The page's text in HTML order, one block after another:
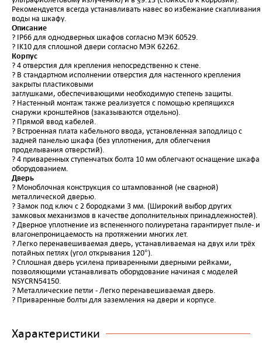
Рекомендуется всегда устанавливать навес во избежание скапливания
воды на шкафу.
Описание
? IP66 для однодверных шкафов согласно МЭК 60529.
? IK10 для сплошной двери согласно МЭК 62262.
Корпус
? 4 отверстия для крепления непосредственно к стене.
? В стандартном исполнении отверстия для настенного крепления
закрыты пластиковыми
заглушками, обеспечивающими необходимую степень защиты.
? Настенный монтаж также реализуется с помощью крепящихся
снаружи кронштейнов (заказываются отдельно).
? Прямой ввод кабелей.
? Встроенная плата кабельного ввода, установленная заподлицо с
задней панелью шкафа (без уплотнения, для облегчения
проделывания отверстий).
? 4 приваренных ступенчатых болта 10 мм облегчают оснащение шкафа
оборудованием.
Дверь
? Моноблочная конструкция со штампованной (не сварной)
металлической дверью.
? Замок под ключ с 2 бородками 3 мм. (Широкий выбор других
замковых механизмов в качестве дополнительных принадлежностей).
? Дверное уплотнение из вспененного полиуретана гарантирует пыле- и
влагонепроницаемость на протяжении многих лет.
? Легко перенавешиваемая дверь, устанавливаемая на двух или трёх
потайных петлях (угол открывания 120°).
? Сплошная дверь усилена приваренными дверными рейками,
позволяющими устанавливать оборудование начиная с моделей
NSYCRN54150.
? Металлические петли - Легко перенавешиваемая дверь.
? Приваренные болты для заземления на двери и корпусе.
Характеристики